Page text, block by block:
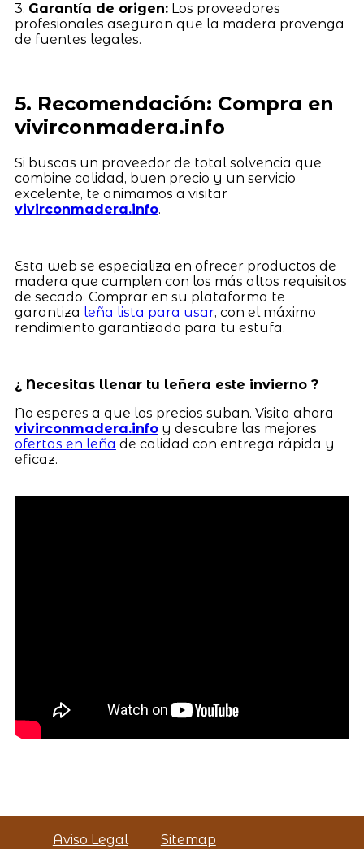
3. Garantía de origen:Los proveedores
profesionales aseguran que la madera provenga
de fuentes legales.
5. Recomendación: Compra en
vivirconmadera.info
Si buscas un proveedor de total solvencia que
combine calidad, buen precio y un servicio
excelente, te animamos a visitar
vivirconmadera.info.
Esta web se especializa en ofrecer productos de
madera que cumplen con los más altos requisitos
de secado. Comprar en su plataforma te
garantiza leña lista para usar, con el máximo
rendimiento garantizado para tu estufa.
¿ Necesitas llenar tu leñera este invierno ?
No esperes a que los precios suban. Visita ahora
vivirconmadera.infoy descubre las mejores
ofertas en leña de calidad con entrega rápida y
eficaz.
Aviso Legal Sitemap